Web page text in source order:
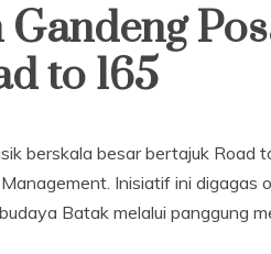
to 165
berskala besar bertajuk Road
Inisiatif ini digagas
Batak melalui panggung